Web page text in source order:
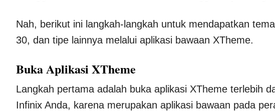
Nah, berikut ini langkah-langkah untuk mendapatkan
30, dan tipe lainnya melalui aplikasi bawaan XTheme.
Buka Aplikasi XTheme
Langkah pertama adalah buka aplikasi XTheme terlebih
Infinix Anda, karena merupakan aplikasi bawaan pada